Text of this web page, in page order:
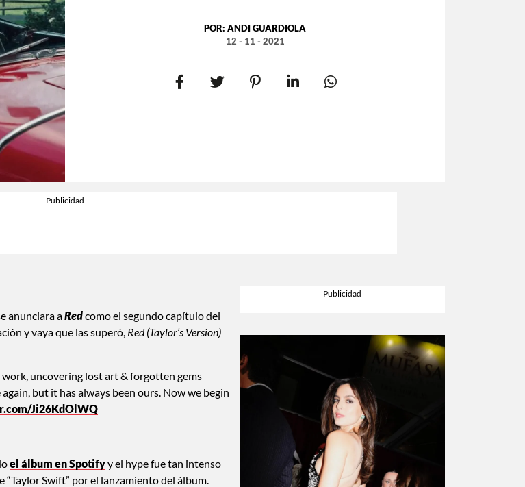
POR: ANDI GUARDIOLA
12 - 11 - 2021
anunciara aRedcomo el segundo capítulo del
y vaya que las superó, Red (Taylor’s Version)
uncovering lost art & forgotten gems
but it has always been ours. Now we begin
Ji26KdOlWQ
el álbum en Spotifyy el hype fue tan intenso
Swift” por el lanzamiento del álbum.